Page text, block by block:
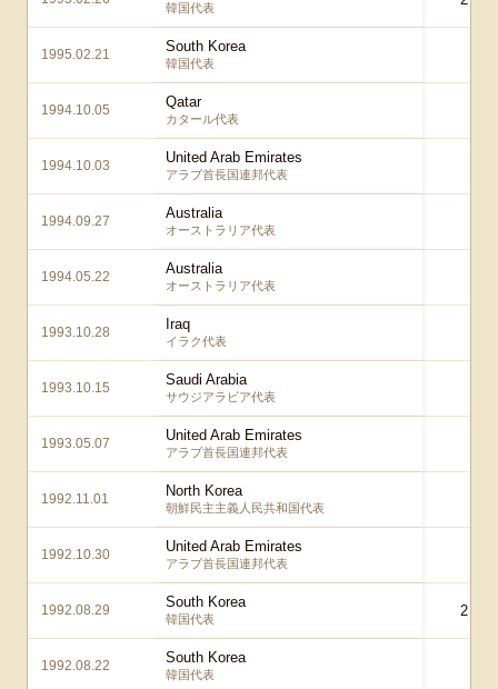
韓国代表
1995.02.21 South Korea
韓国代表
1994.10.05 Qatar
カタール代表
1994.10.03 United Arab Emirates
アラブ首長国連邦代表
1994.09.27 Australia
オーストラリア代表
1994.05.22 Australia
オーストラリア代表
1993.10.28 Iraq
イラク代表
1993.10.15 Saudi Arabia
サウジアラビア代表
1993.05.07 United Arab Emirates
アラブ首長国連邦代表
1992.11.01 North Korea
朝鮮民主主義人民共和国代表
1992.10.30 United Arab Emirates
アラブ首長国連邦代表
1992.08.29 South Korea
韓国代表 2 – 2
1992.08.22 South Korea
韓国代表